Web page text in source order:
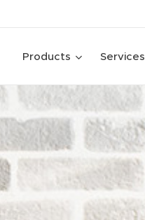
Products Services